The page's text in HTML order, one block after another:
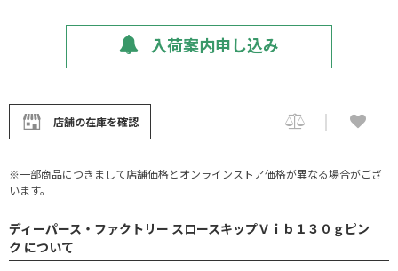
入荷案内申し込み
店舗の在庫を確認
※一部商品につきまして店舗価格とオンラインストア価格が異なる場合がござ
います。
ディーパース・ファクトリー スロースキップＶｉｂ１３０ｇピン
ク について